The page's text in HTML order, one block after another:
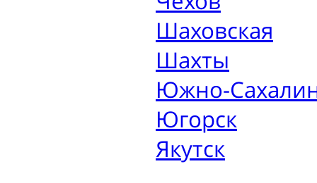
Шаховская
Шахты
Южно-
Югорск
Якутск